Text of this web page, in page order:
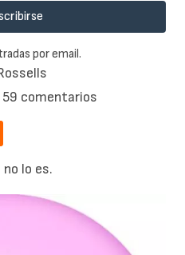
59 comentarios
lo es.
por email.